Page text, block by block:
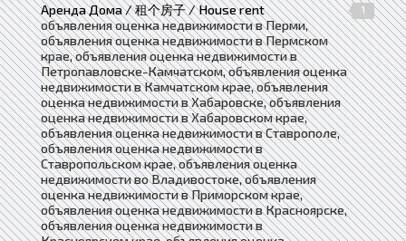
Аренда Дома / 租个房子 / House rent
1
объявления оценка недвижимости в Перми,
объявления оценка недвижимости в Пермском
крае, объявления оценка недвижимости в
Петропавловске-Камчатском, объявления оценка
недвижимости в Камчатском крае, объявления
оценка недвижимости в Хабаровске, объявления
оценка недвижимости в Хабаровском крае,
объявления оценка недвижимости в Ставрополе,
объявления оценка недвижимости в
Ставропольском крае, объявления оценка
недвижимости во Владивостоке, объявления
оценка недвижимости в Приморском крае,
объявления оценка недвижимости в Красноярске,
объявления оценка недвижимости в